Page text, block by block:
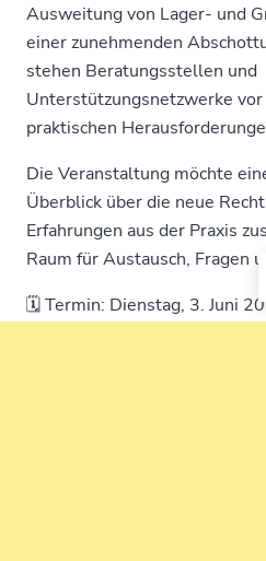
Ausweitung von Lager- und
einer zunehmenden
stehen Beratungsstellen und
Unterstützungsnetzwerke
praktischen
Die Veranstaltung möchte
Überblick über die neue
Erfahrungen aus der Praxis
Raum für Austausch, Fragen
🗓️ Termin: Dienstag, 3. Juni